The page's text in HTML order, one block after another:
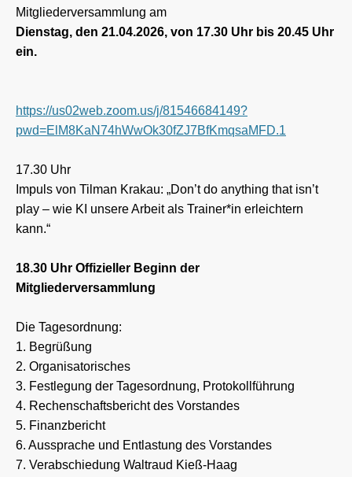
Mitgliederversammlung am
Dienstag, den 21.04.2026, von 17.30 Uhr bis 20.45 Uhr
ein.
https://us02web.zoom.us/j/81546684149?
pwd=ElM8KaN74hWwOk30fZJ7BfKmqsaMFD.1
17.30 Uhr
Impuls von Tilman Krakau: „Don’t do anything that isn’t
play – wie KI unsere Arbeit als Trainer*in erleichtern
kann.“
18.30 Uhr Offizieller Beginn der
Mitgliederversammlung
Die Tagesordnung:
1. Begrüßung
2. Organisatorisches
3. Festlegung der Tagesordnung, Protokollführung
4. Rechenschaftsbericht des Vorstandes
5. Finanzbericht
6. Aussprache und Entlastung des Vorstandes
7. Verabschiedung Waltraud Kieß-Haag